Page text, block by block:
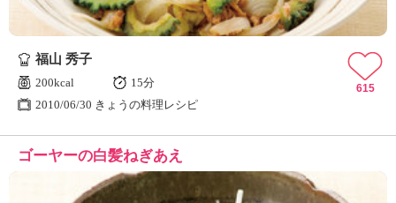
福山 秀子
200kcal
15分
2010/06/30 きょうの料理レシピ
615
ゴーヤーの白髪ねぎあえ